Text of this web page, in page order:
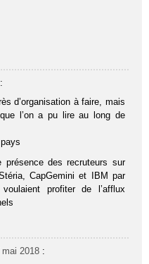
:
d’organisation à faire, mais
l’on a pu lire au long de
des recruteurs sur
CapGemini et IBM par
profiter de l’afflux
mai 2018 :